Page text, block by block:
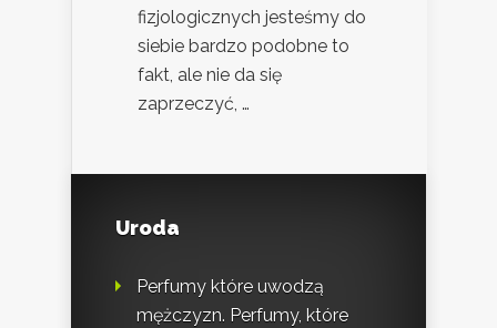
fizjologicznych jesteśmy do
siebie bardzo podobne to
fakt, ale nie da się
zaprzeczyć, …
Uroda
Perfumy które uwodzą
mężczyzn. Perfumy, które